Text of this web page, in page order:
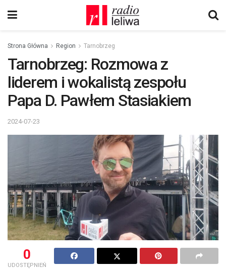
Strona Główna Region Tarnobrzeg
Tarnobrzeg: Rozmowa z
liderem i wokalistą zespołu
Papa D. Pawłem Stasiakiem
2024-07-23
0
UDOSTĘPNIEŃ